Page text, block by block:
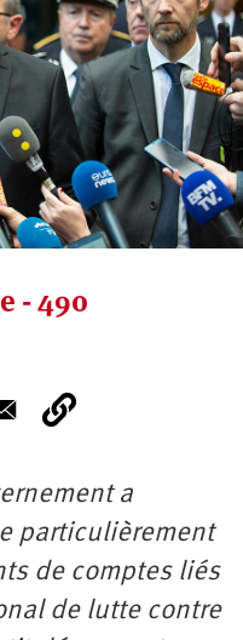
- 490
a
particulièrement
de comptes liés
de lutte contre